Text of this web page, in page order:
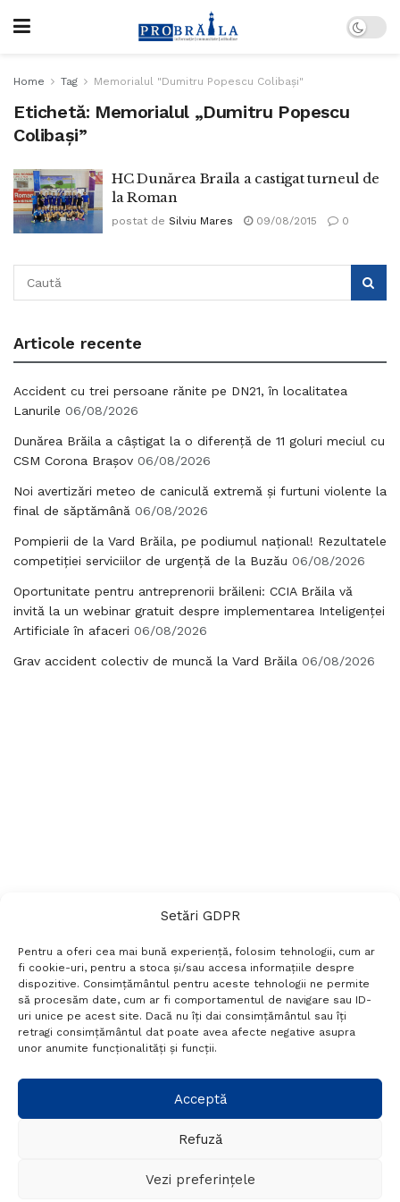
Setări GDPR
Pentru a oferi cea mai bună experiență, folosim tehnologii, cum ar
fi cookie-uri, pentru a stoca și/sau accesa informațiile despre
dispozitive. Consimțământul pentru aceste tehnologii ne permite
să procesăm date, cum ar fi comportamentul de navigare sau ID-
uri unice pe acest site. Dacă nu îți dai consimțământul sau îți
retragi consimțământul dat poate avea afecte negative asupra
unor anumite funcționalități și funcții.
Acceptă
Refuză
Vezi preferințele
Home Tag Memorialul "Dumitru Popescu Colibaşi"
Etichetă: Memorialul „Dumitru Popescu
Colibaşi”
HC Dunărea Braila a castigat turneul de
la Roman
postat de Silviu Mares 09/08/2015 0
Articole recente
Accident cu trei persoane rănite pe DN21, în localitatea
Lanurile 06/08/2026
Dunărea Brăila a câștigat la o diferență de 11 goluri meciul cu
CSM Corona Brașov 06/08/2026
Noi avertizări meteo de caniculă extremă și furtuni violente la
final de săptămână 06/08/2026
Pompierii de la Vard Brăila, pe podiumul național! Rezultatele
competiției serviciilor de urgență de la Buzău 06/08/2026
Oportunitate pentru antreprenorii brăileni: CCIA Brăila vă
invită la un webinar gratuit despre implementarea Inteligenței
Artificiale în afaceri 06/08/2026
Grav accident colectiv de muncă la Vard Brăila 06/08/2026
Termeni si conditii
Politică de confidențialitate
Politica cookies
Setări GDPR
+40 788 760 194